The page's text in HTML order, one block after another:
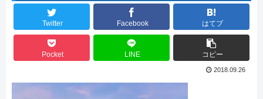
Twitter Facebook はてブ
Pocket LINE コピー
2018.09.26